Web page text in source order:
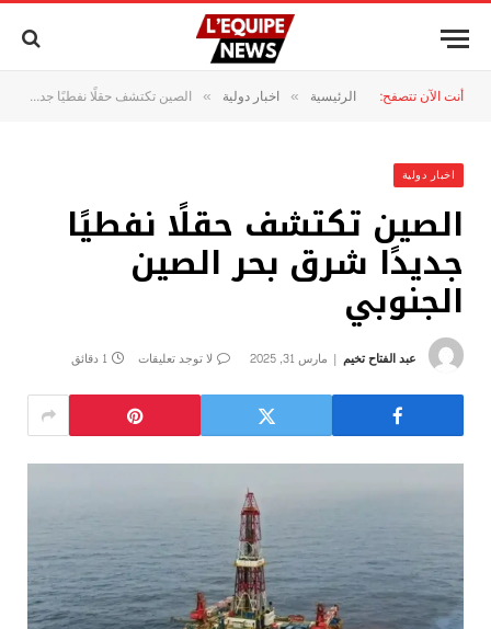
أنت الآن تتصفح: الرئيسية » اخبار دولية » الصين تكتشف حقلًا نفطيًا جديدًا شرق بحر الصين الجنوبي
اخبار دولية
الصين تكتشف حقلًا نفطيًا
جديدًا شرق بحر الصين
الجنوبي
عبد الفتاح تخيم مارس 31, 2025 لا توجد تعليقات 1 دقائق